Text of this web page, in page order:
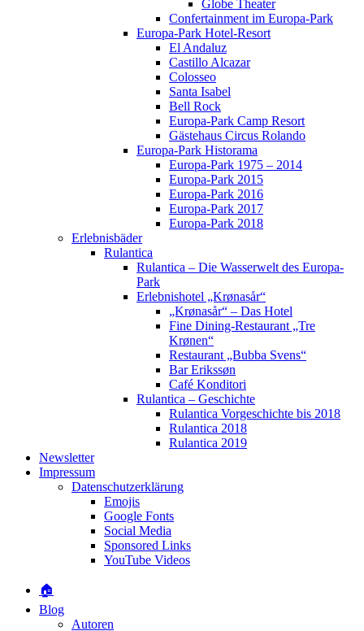
Globe Theater
Confertainment im Europa-Park
Europa-Park Hotel-Resort
El Andaluz
Castillo Alcazar
Colosseo
Santa Isabel
Bell Rock
Europa-Park Camp Resort
Gästehaus Circus Rolando
Europa-Park Historama
Europa-Park 1975 – 2014
Europa-Park 2015
Europa-Park 2016
Europa-Park 2017
Europa-Park 2018
Erlebnisbäder
Rulantica
Rulantica – Die Wasserwelt des Europa-
Park
Erlebnishotel „Krønasår“
„Krønasår“ – Das Hotel
Fine Dining-Restaurant „Tre
Krønen“
Restaurant „Bubba Svens“
Bar Erikssøn
Café Konditori
Rulantica – Geschichte
Rulantica Vorgeschichte bis 2018
Rulantica 2018
Rulantica 2019
Newsletter
Impressum
Datenschutzerklärung
Emojis
Google Fonts
Social Media
Sponsored Links
YouTube Videos
🏠
Blog
Autoren